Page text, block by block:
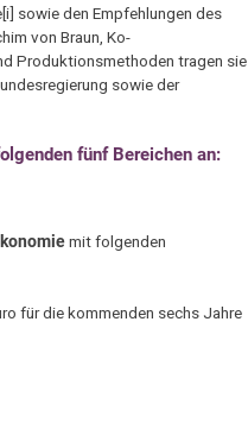
sowie den Empfehlungen des
von Braun, Ko-
Produktionsmethoden tragen sie
sowie der
fünf Bereichen an:
mit folgenden
für die kommenden sechs Jahre